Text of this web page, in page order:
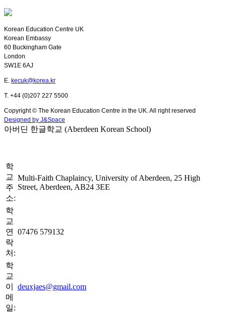
Korean Education Centre UK
Korean Embassy
60 Buckingham Gate
London
SW1E 6AJ
E. kecuk@korea.kr
T. +44 (0)207 227 5500
Copyright © The Korean Education Centre in the UK. All right reserved
Designed by J&Space
아버딘 한글학교 (Aberdeen Korean School)
학
교
주
소:
Multi-Faith Chaplaincy, University of Aberdeen, 25 High
Street, Aberdeen, AB24 3EE
학
교
연
락
처:
07476 579132
학
교
이
메
일:
deuxjaes@gmail.com